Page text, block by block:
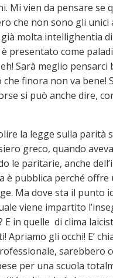
Mi vien da pensare se
che non sono gli
molta intellighentia
presentato come
Sarà meglio
finora non va bene!
si può anche dire,
la legge sulla parità
greco, quando
paritarie, anche
è pubblica perché
Ma dove sta il punto
viene impartito
in quelle di clima
gli occhi! E’
sarebbero
per una scuola